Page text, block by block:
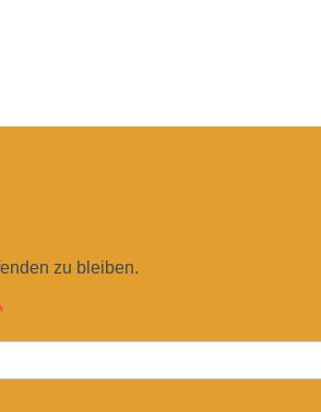
zu bleiben.